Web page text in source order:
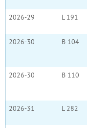
2026-29
L 191
2026-30 B 104
2026-30
B 110
2026-31
L 282